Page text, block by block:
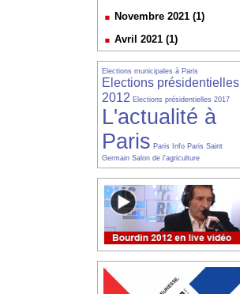
Novembre 2021 (1)
Avril 2021 (1)
Elections municipales à Paris
Elections présidentielles
2012 Elections présidentielles 2017
L'actualité à
Paris Paris Info Paris Saint
Germain Salon de l'agriculture